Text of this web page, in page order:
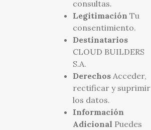
consultas.
Legitimación Tu
consentimiento.
Destinatarios
CLOUD BUILDERS
S.A.
DerechosAcceder,
rectificar y suprimir
los datos.
Información
Adicional Puedes